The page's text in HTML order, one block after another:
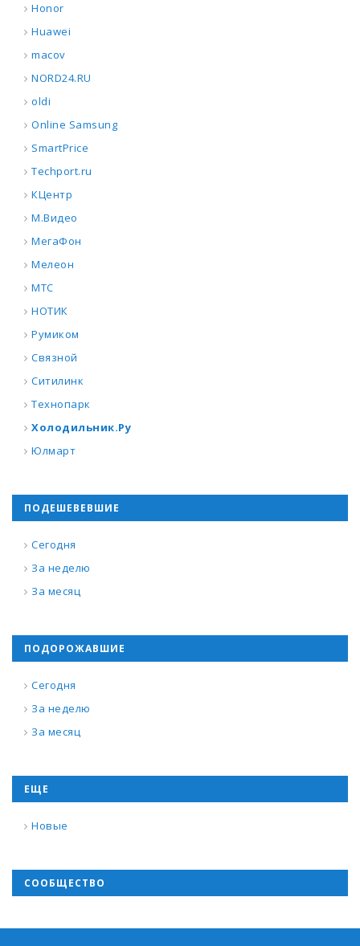
Honor
Huawei
macov
NORD24.RU
oldi
Online Samsung
SmartPrice
Techport.ru
КЦентр
М.Видео
МегаФон
Мелеон
МТС
НОТИК
Румиком
Связной
Ситилинк
Технопарк
Холодильник.Ру
Юлмарт
ПОДЕШЕВЕВШИЕ
Сегодня
За неделю
За месяц
ПОДОРОЖАВШИЕ
Сегодня
За неделю
За месяц
ЕЩЕ
Новые
СООБЩЕСТВО